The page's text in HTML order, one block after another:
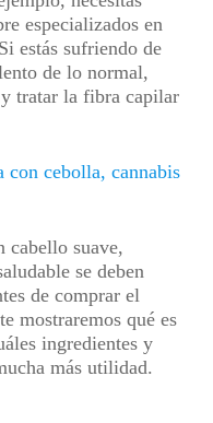
especializados en
estás sufriendo de
de lo normal,
tratar la fibra capilar
con cebolla, cannabis
cabello suave,
se deben
de comprar el
mostraremos qué es
ingredientes y
más utilidad.